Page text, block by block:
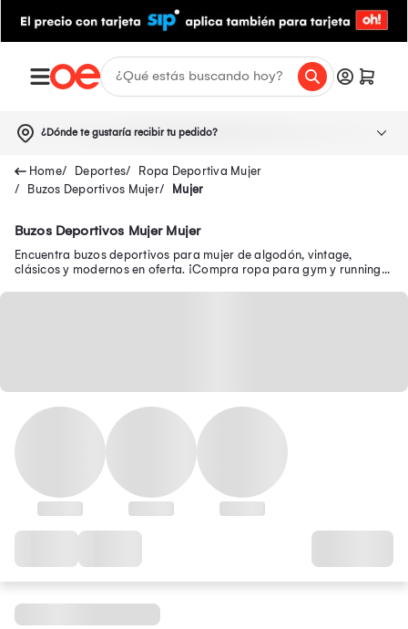
¿Dónde te gustaría recibir tu pedido?
Deportes
Ropa Deportiva Mujer
Buzos Deportivos Mujer
Mujer
Buzos Deportivos Mujer Mujer
Encuentra buzos deportivos para mujer de algodón, vintage,
clásicos y modernos en oferta. ¡Compra ropa para gym y running